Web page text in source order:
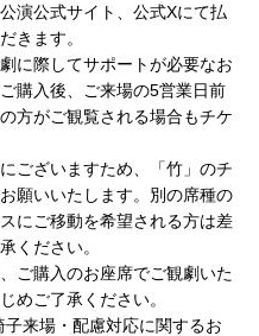
演公式サイト、公式Xにて払
きます。
に際してサポートが必要なお
購入後、ご来場の5営業日前
方がご観覧される場合もチケ
ございますため、「竹」のチ
願いいたします。別の席種の
にご移動を希望される方は差
ください。
ご購入のお座席でご観劇いた
めご了承ください。
来場・配慮対応に関するお